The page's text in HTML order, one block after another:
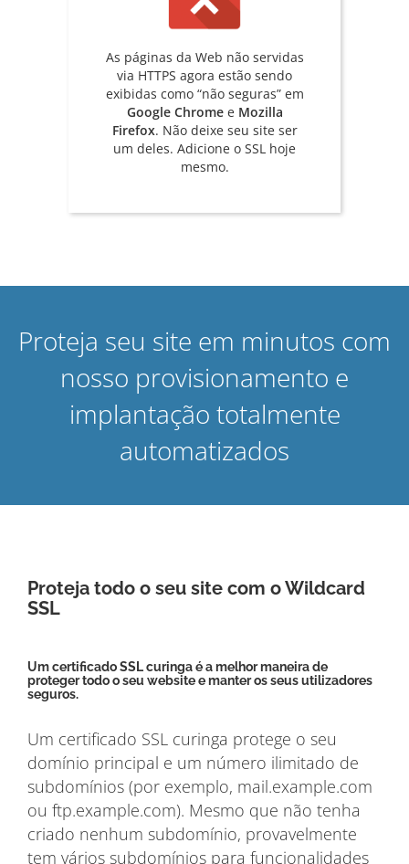
As páginas da Web não servidas
via HTTPS agora estão sendo
exibidas como “não seguras” em
Google Chromee Mozilla
Firefox. Não deixe seu site ser
um deles. Adicione o SSL hoje
mesmo.
Proteja seu site em minutos com
nosso provisionamento e
implantação totalmente
automatizados
Proteja todo o seu site com o Wildcard
SSL
Um certificado SSL curinga é a melhor maneira de
proteger todo o seu website e manter os seus utilizadores
seguros.
Um certificado SSL curinga protege o seu
domínio principal e um número ilimitado de
subdomínios (por exemplo, mail.example.com
ou ftp.example.com). Mesmo que não tenha
criado nenhum subdomínio, provavelmente
tem vários subdomínios para funcionalidades